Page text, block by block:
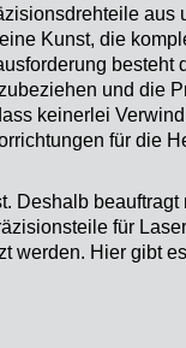
aus
Kunst, die
besteht
und die
keinerlei
für die
Deshalb beauftragt
für
werden. Hier gibt